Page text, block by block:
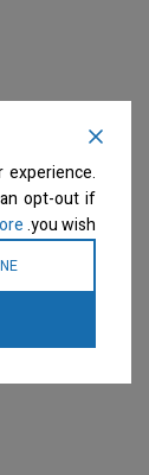
opt-out if
you wish.